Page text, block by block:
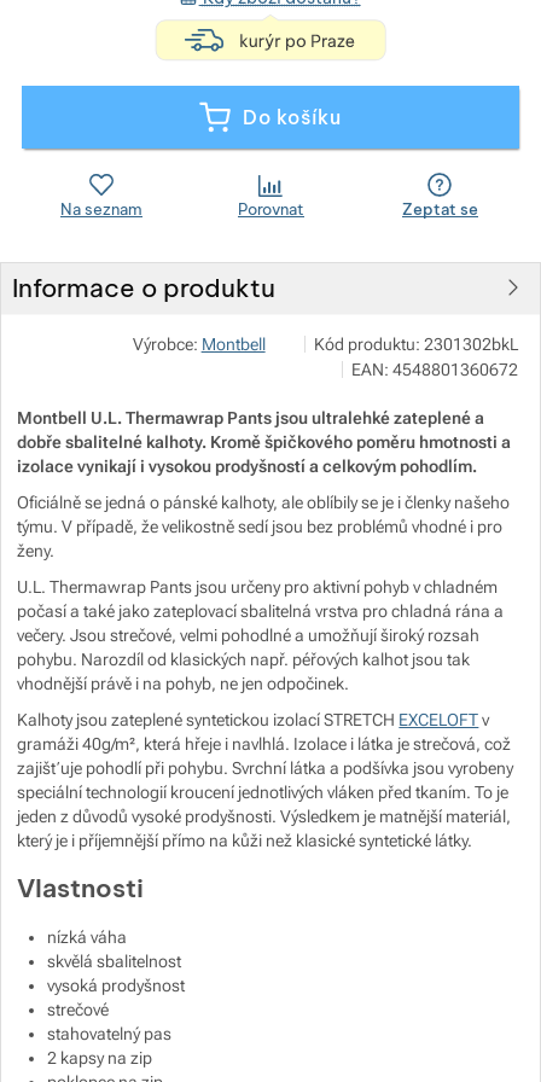
Do košíku
Na seznam Porovnat Zeptat se
Informace o produktu
Výrobce: Montbell Zobrazit více
Pod 7 kilo
Milady Horákové 546/50,
info@pod7kilo.cz
Kód produktu: 2301302bkL
EAN: 4548801360672
Montbell U.L. Thermawrap Pants jsou ultralehké zateplené a
dobře sbalitelné kalhoty. Kromě špičkového poměru hmotnosti a
izolace vynikají i vysokou prodyšností a celkovým pohodlím.
Oficiálně se jedná o pánské kalhoty, ale oblíbily se je i členky našeho
týmu. V případě, že velikostně sedí jsou bez problémů vhodné i pro
ženy.
U.L. Thermawrap Pants jsou určeny pro aktivní pohyb v chladném
počasí a také jako zateplovací sbalitelná vrstva pro chladná rána a
večery. Jsou strečové, velmi pohodlné a umožňují široký rozsah
pohybu. Narozdíl od klasických např. péřových kalhot jsou tak
vhodnější právě i na pohyb, ne jen odpočinek.
Kalhoty jsou zateplené syntetickou izolací STRETCH EXCELOFTv
gramáži 40g/m², která hřeje i navlhlá. Izolace i látka je strečová, což
zajišťuje pohodlí při pohybu. Svrchní látka a podšívka jsou vyrobeny
speciální technologií kroucení jednotlivých vláken před tkaním. To je
jeden z důvodů vysoké prodyšnosti. Výsledkem je matnější materiál,
který je i příjemnější přímo na kůži než klasické syntetické látky.
Vlastnosti
nízká váha
skvělá sbalitelnost
vysoká prodyšnost
strečové
stahovatelný pas
2 kapsy na zip
Zobrazit více
Zobrazit více
Zobrazit více
Zobrazit více
Zobrazit více
Zobrazit více
Zobrazit více
Zobrazit více
Zobrazit více
Zobrazit více
Zobrazit více
Zobrazit více
Zobrazit více
Zobrazit více
Zobrazit více
Zobrazit více
Zobrazit více
Zobrazit více
Zobrazit více
Zobrazit více
Zobrazit více
Zobrazit více
Zobrazit více